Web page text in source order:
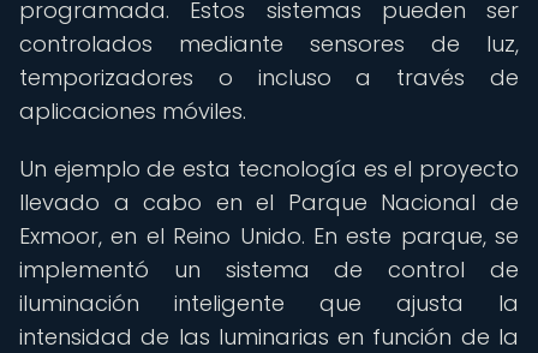
programada. Estos sistemas pueden ser
controlados mediante sensores de luz,
temporizadores o incluso a través de
aplicaciones móviles.
Un ejemplo de esta tecnología es el proyecto
llevado a cabo en el Parque Nacional de
Exmoor, en el Reino Unido. En este parque, se
implementó un sistema de control de
iluminación inteligente que ajusta la
intensidad de las luminarias en función de la